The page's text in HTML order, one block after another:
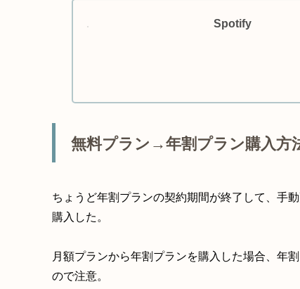
Spotify
無料プラン→年割プラン購入方
ちょうど年割プランの契約期間が終了して、手
購入した。
月額プランから年割プランを購入した場合、年
ので注意。